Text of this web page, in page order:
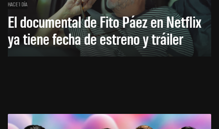
HACE 1 DÍA
El documental de Fito Páez en Netflix
ya tiene fecha de estreno y tráiler